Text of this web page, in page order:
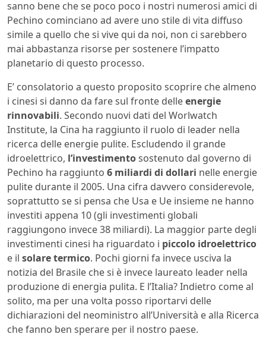
sanno bene che se poco poco i nostri numerosi amici di
Pechino cominciano ad avere uno stile di vita diffuso
simile a quello che si vive qui da noi, non ci sarebbero
mai abbastanza risorse per sostenere l’impatto
planetario di questo processo.
E’ consolatorio a questo proposito scoprire che almeno
i cinesi si danno da fare sul fronte delleenergie
rinnovabili. Secondo nuovi dati del Worlwatch
Institute, la Cina ha raggiunto il ruolo di leader nella
ricerca delle energie pulite. Escludendo il grande
idroelettrico, l’investimentosostenuto dal governo di
Pechino ha raggiunto 6 miliardi di dollari nelle energie
pulite durante il 2005. Una cifra davvero considerevole,
soprattutto se si pensa che Usa e Ue insieme ne hanno
investiti appena 10 (gli investimenti globali
raggiungono invece 38 miliardi). La maggior parte degli
investimenti cinesi ha riguardato i piccolo idroelettrico
e il solare termico. Pochi giorni fa invece usciva la
notizia del Brasile che si è invece laureato leader nella
produzione di energia pulita. E l’Italia? Indietro come al
solito, ma per una volta posso riportarvi delle
dichiarazioni del neoministro all’Università e alla Ricerca
che fanno ben sperare per il nostro paese.